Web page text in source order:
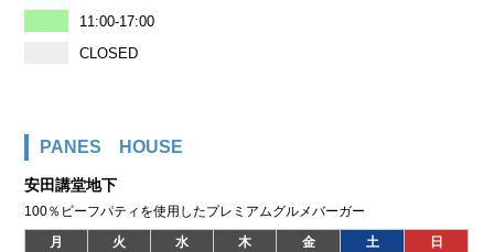
11:00-17:00
CLOSED
PANES HOUSE
安田講堂地下
100％ビーフパティを使用したプレミアムグルメバーガー
月 火 水 木 金 土 日